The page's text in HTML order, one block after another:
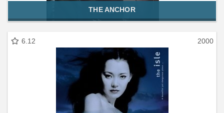
THE ANCHOR
6.12 2000